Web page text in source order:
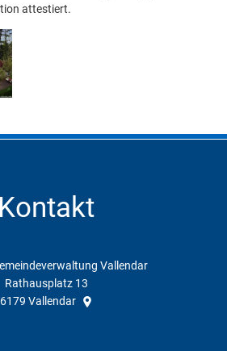
attestiert.
Kontakt
Vallendar
Rathausplatz 13
Vallendar